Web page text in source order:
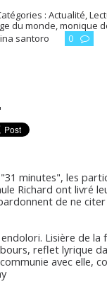
:Actualité,
du monde,monique
santoro 0
minutes", les
Richard ont livré
de ne
Lisière de la
reflet lyrique
avec elle,